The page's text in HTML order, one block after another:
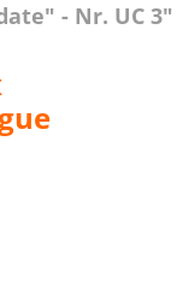
- Nr. UC 3"